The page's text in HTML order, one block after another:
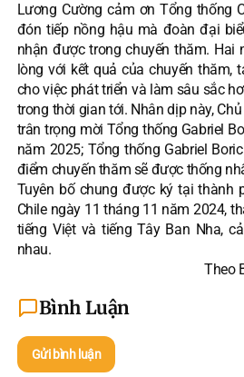
Lương Cường cảm ơn Tổng thống
đón tiếp nồng hậu mà đoàn đại
nhận được trong chuyến thăm. Hai
lòng với kết quả của chuyến thăm,
cho việc phát triển và làm sâu sắc
trong thời gian tới. Nhân dịp này,
trân trọng mời Tổng thống Gabriel
năm 2025; Tổng thống Gabriel
điểm chuyến thăm sẽ được thống
Tuyên bố chung được ký tại thành
Chile ngày 11 tháng 11 năm 2024,
tiếng Việt và tiếng Tây Ban Nha,
nhau.
Theo
Bình Luận
Gửi bình luận